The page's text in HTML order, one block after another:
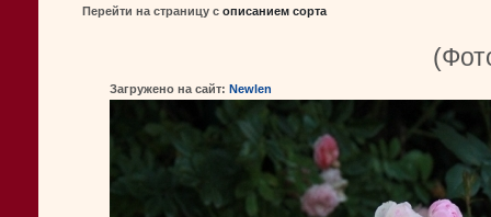
Перейти на страницу с описанием сорта
Загружено на сайт: Newlen